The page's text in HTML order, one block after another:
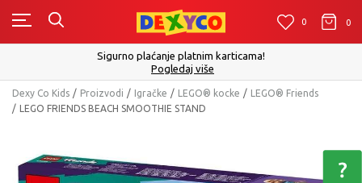
0 0
Click&Collect - Platite karticom Online i preuzmite u prodavnici po
izboru
Pogledaj više
Dexy Co Kids Proizvodi Igračke LEGO® kocke
LEGO® Friends
LEGO FRIENDS BEACH SMOOTHIE STAND